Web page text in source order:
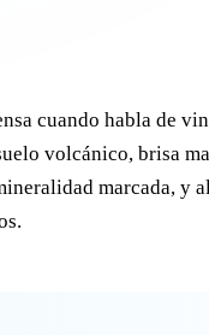
cuando habla de
volcánico, brisa
marcada, y